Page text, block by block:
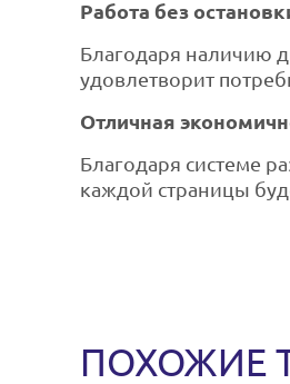
Работа без
Благодаря наличию
удовлетворит
Отличная
Благодаря системе
каждой страницы
ПОХОЖИЕ